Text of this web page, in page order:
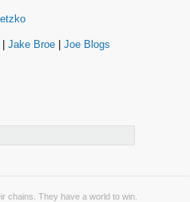
Jake Broe Joe Blogs
chains. They have a world to win.